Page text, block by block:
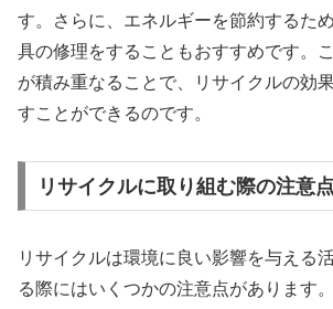
す。さらに、エネルギーを節約するた
具の修理をすることもおすすめです。
が積み重なることで、リサイクルの効
すことができるのです。
リサイクルに取り組む際の注意点
リサイクルは環境に良い影響を与える
る際にはいくつかの注意点があります。